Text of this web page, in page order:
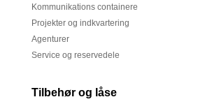
Kommunikations containere
Projekter og indkvartering
Agenturer
Service og reservedele
Tilbehør og låse